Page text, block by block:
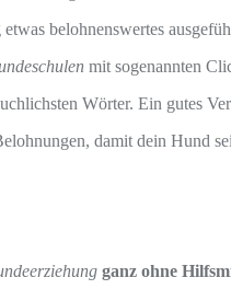
belohnenswertes
mit sogenannten
Wörter. Ein gutes
damit dein Hund
ganz ohne